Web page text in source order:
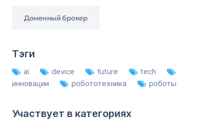
Доменный брокер
Тэги
ai device future
tech
инновации
робототехника роботы
Участвует в категориях